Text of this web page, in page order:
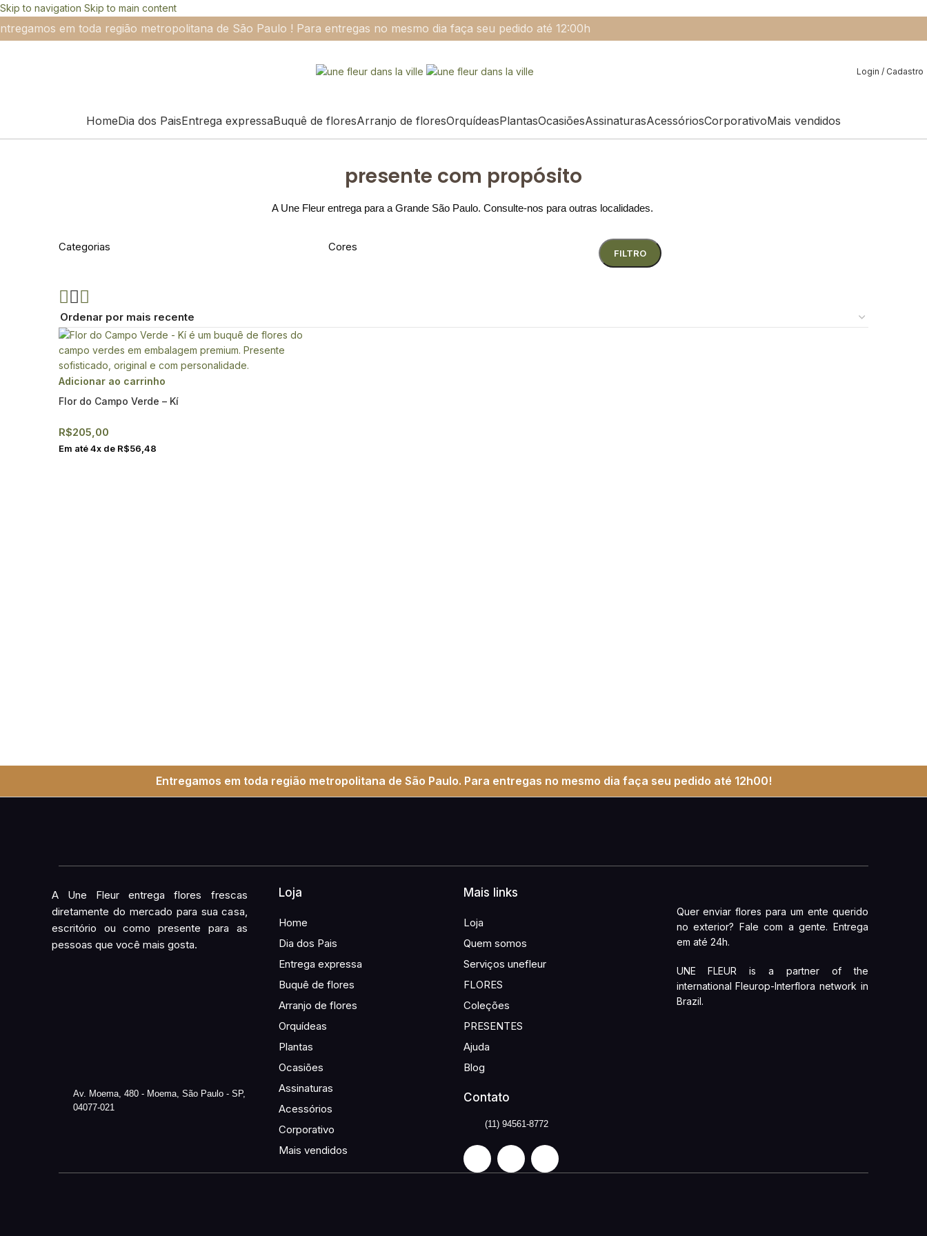
Skip to navigation Skip to main content
em toda região metropolitana de São Paulo ! Para entregas no mesmo dia faça seu pedido até 12:00h
Login / Cadastro
HomeDia dos PaisEntrega expressaBuquê de floresArranjo de floresOrquídeasPlantasOcasiõesAssinaturasAcessóriosCorporativoMais vendidos
presente com propósito
A Une Fleur entrega para a Grande São Paulo. Consulte-nos para outras localidades.
Categorias Cores FILTRO
Adicionar ao carrinho
Flor do Campo Verde – Kí
R$205,00
Em até4x de R$56,48
Entregamos em toda região metropolitana de São Paulo. Para entregas no mesmo dia faça seu pedido até 12h00!
A Une Fleur entrega flores frescas
diretamente do mercado para sua casa,
escritório ou como presente para as
pessoas que você mais gosta.
Av. Moema, 480 - Moema, São Paulo - SP,
04077-021
Loja
Home
Dia dos Pais
Entrega expressa
Buquê de flores
Arranjo de flores
Orquídeas
Plantas
Ocasiões
Assinaturas
Acessórios
Corporativo
Mais vendidos
Mais links
Loja
Quem somos
Serviços unefleur
FLORES
Coleções
PRESENTES
Ajuda
Blog
Contato
(11) 94561-8772
Quer enviar flores para um ente querido
no exterior? Fale com a gente. Entrega
em até 24h.
UNE FLEUR is a partner of the
international Fleurop-Interflora network in
Brazil.